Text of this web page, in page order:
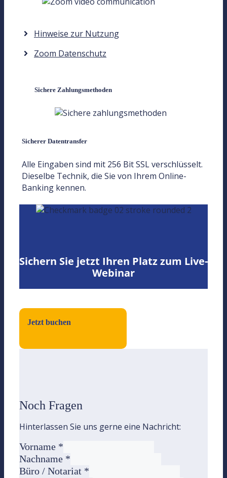
Hinweise zur Nutzung
Zoom Datenschutz
Sichere Zahlungsmethoden
Sicherer Datentransfer
Alle Eingaben sind mit 256 Bit SSL verschlüsselt.
Dieselbe Technik, die Sie von Ihrem Online-
Banking kennen.
Sichern Sie jetzt Ihren Platz zum Live-
Webinar
Jetzt buchen
Noch Fragen
Hinterlassen Sie uns gerne eine Nachricht:
Vorname *
Nachname *
Büro / Notariat *